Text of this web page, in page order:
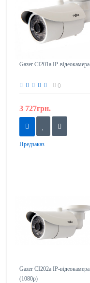
Gazer CI201a IP-відеокамера
0
3 727грн.
Предзаказ
Gazer CI202a IP-відеокамера
(1080p)